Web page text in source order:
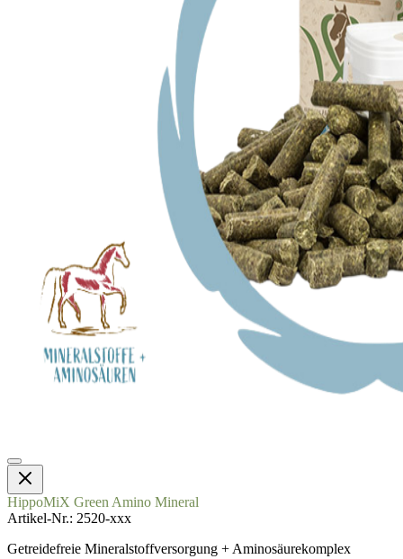
HippoMiX Green Amino Mineral
Artikel-Nr. 2520-xxx
Getreidefreie Mineralstoffversorgung + Aminosäurekomplex